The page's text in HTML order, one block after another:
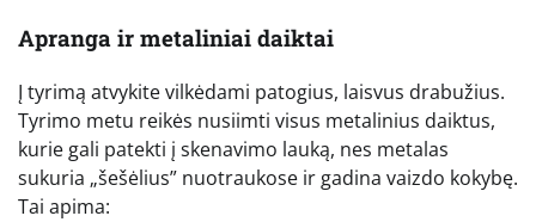
Apranga ir metaliniai daiktai
Į tyrimą atvykite vilkėdami patogius, laisvus drabužius.
Tyrimo metu reikės nusiimti visus metalinius daiktus,
kurie gali patekti į skenavimo lauką, nes metalas
sukuria „šešėlius” nuotraukose ir gadina vaizdo kokybę.
Tai apima: